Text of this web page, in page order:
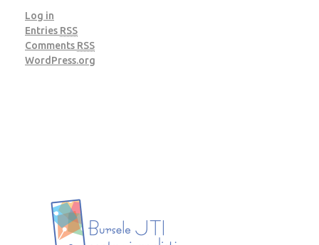
Log in
Entries RSS
Comments RSS
WordPress.org